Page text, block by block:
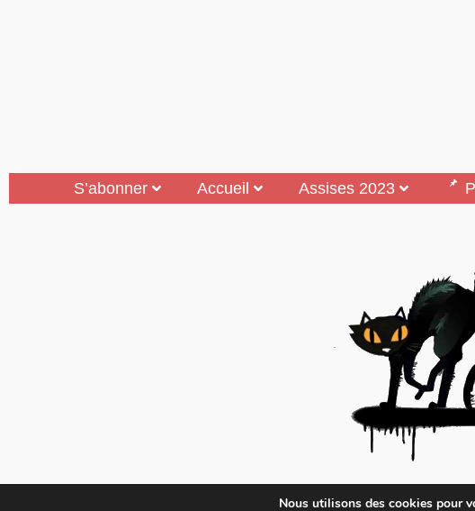
S’abonner Accueil Assises 2023
Mouais, le mensuel dubitatif…quoique est édité par
Nous utilisons des cookies pour